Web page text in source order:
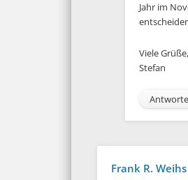
Jahr im
Viele Grüße,
Stefan
Frank R. Weihs